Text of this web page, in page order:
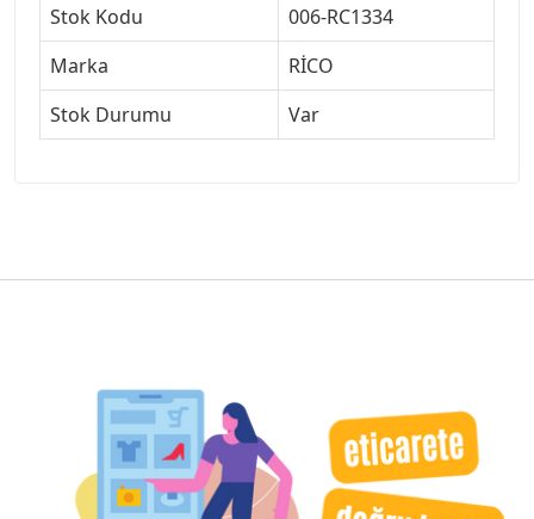
Stok Kodu
006-RC1334
Marka
RİCO
Stok Durumu
Var